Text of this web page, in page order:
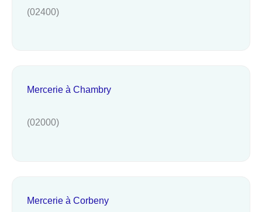
(02400)
Mercerie à Chambry
(02000)
Mercerie à Corbeny